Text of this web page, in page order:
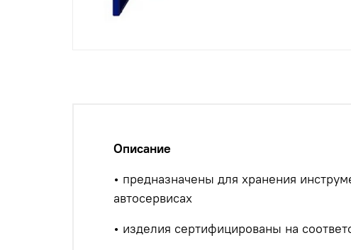
Описание
• предназначены для хранения
автосервисах
• изделия сертифицированы на